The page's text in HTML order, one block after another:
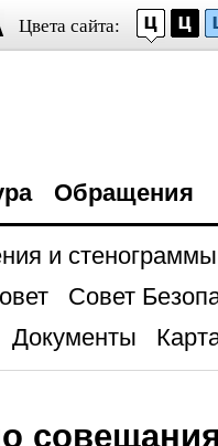
Цвета сайта:
Обращения
и стенограммы
Совет
Документы